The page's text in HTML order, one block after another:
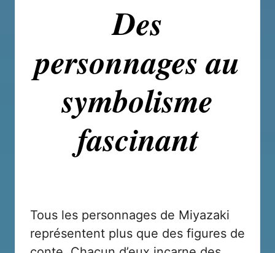
Des
personnages au
symbolisme
fascinant
Tous les personnages de Miyazaki
représentent plus que des figures de